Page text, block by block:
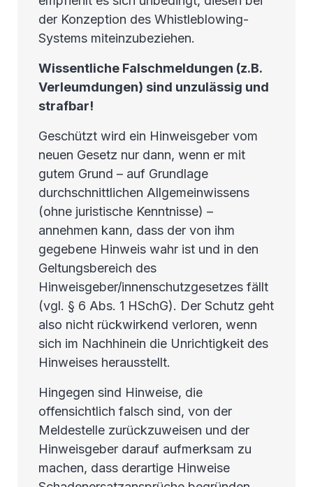
der Konzeption des Whistleblowing-
Systems miteinzubeziehen.
Wissentliche Falschmeldungen (z.B.
Verleumdungen) sind unzulässig und
strafbar!
Geschützt wird ein Hinweisgeber vom
neuen Gesetz nur dann, wenn er mit
gutem Grund – auf Grundlage
durchschnittlichen Allgemeinwissens
(ohne juristische Kenntnisse) –
annehmen kann, dass der von ihm
gegebene Hinweis wahr ist und in den
Geltungsbereich des
Hinweisgeber/innenschutzgesetzes fällt
(vgl. § 6 Abs. 1 HSchG). Der Schutz geht
also nicht rückwirkend verloren, wenn
sich im Nachhinein die Unrichtigkeit des
Hinweises herausstellt.
Hingegen sind Hinweise, die
offensichtlich falsch sind, von der
Meldestelle zurückzuweisen und der
Hinweisgeber darauf aufmerksam zu
machen, dass derartige Hinweise